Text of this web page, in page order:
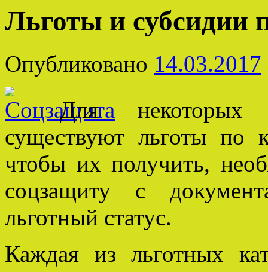
Льготы и субсидии
Опубликовано 14.03.2017
Для некоторых
существуют льготы по
чтобы их получить,
соцзащиту с
льготный статус.
Каждая из льготных